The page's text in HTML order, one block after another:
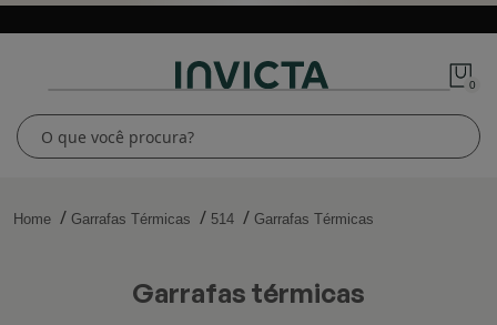
0
Home Garrafas Térmicas 514 Garrafas Térmicas
garrafas térmicas